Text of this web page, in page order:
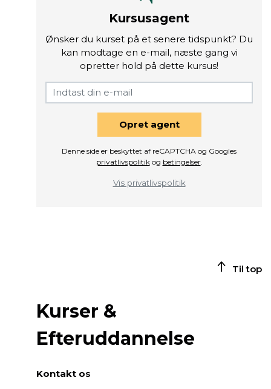
Kursusagent
Ønsker du kurset på et senere tidspunkt? Du
kan modtage en e-mail, næste gang vi
opretter hold på dette kursus!
Opret agent
Denne side er beskyttet af reCAPTCHA og Googles
privatlivspolitikog betingelser.
Vis privatlivspolitik
Til top
Kurser &
Efteruddannelse
Kontakt os